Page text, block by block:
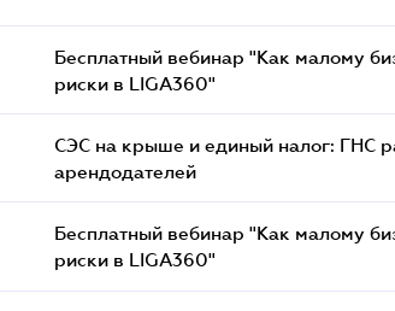
Бесплатный вебинар "Как малому
риски в LIGA360"
СЭС на крыше и единый налог: ГНС
арендодателей
Бесплатный вебинар "Как малому
риски в LIGA360"